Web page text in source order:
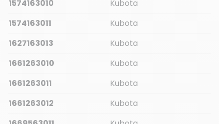
1574163010
Kubota
1574163011
Kubota
1627163013
Kubota
1661263010
Kubota
1661263011
Kubota
1661263012
Kubota